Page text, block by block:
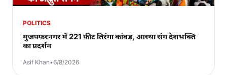
POLITICS
मुजफ्फरनगर में 221 फीट तिरंगा कांवड़, आस्था संग देशभक्ति
का प्रदर्शन
Asif Khan•6/8/2026